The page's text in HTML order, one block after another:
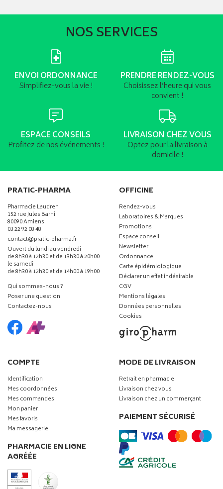
NOS SERVICES
ENVOI ORDONNANCE
Simplifiez-vous la vie !
PRENDRE RENDEZ-VOUS
Choisissez l’heure qui vous
convient !
ESPACE CONSEILS
Profitez de nos événements !
LIVRAISON CHEZ VOUS
Optez pour la livraison à
domicile !
PRATIC-PHARMA
Pharmacie Laudren
152 rue Jules Barni
80090 Amiens
03 22 92 08 48
contact-
@-
pratic-pharma.fr
Ouvert du lundi au vendredi
de 8h30 à 12h30 et de 13h30 à 20h00
le samedi
de 8h30 à 12h30 et de 14h00 à 19h00
Qui sommes-nous ?
Poser une question
Contactez-nous
OFFICINE
Rendez-vous
Laboratoires & Marques
Promotions
Espace conseil
Newsletter
Ordonnance
Carte épidémiologique
Déclarer un effet indésirable
CGV
Mentions légales
Données personnelles
Cookies
COMPTE
Identification
Mes coordonnées
Mes commandes
Mon panier
Mes favoris
Ma messagerie
PHARMACIE EN LIGNE
AGRÉÉE
MODE DE LIVRAISON
Retrait en pharmacie
Livraison chez vous
Livraison chez un commerçant
PAIEMENT SÉCURISÉ